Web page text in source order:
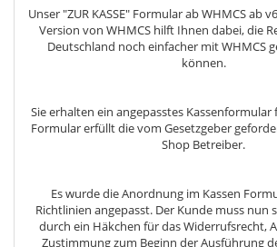
Unser "ZUR KASSE" Formular ab WHMCS ab
Version von WHMCS hilft Ihnen dabei, die
Deutschland noch einfacher mit WHMCS
können.
Sie erhalten ein angepasstes Kassenformular
Formular erfüllt die vom Gesetzgeber
Shop Betreiber.
Es wurde die Anordnung im Kassen
Richtlinien angepasst. Der Kunde muss nun
durch ein Häkchen für das Widerrufsrecht,
Zustimmung zum Beginn der Ausführung